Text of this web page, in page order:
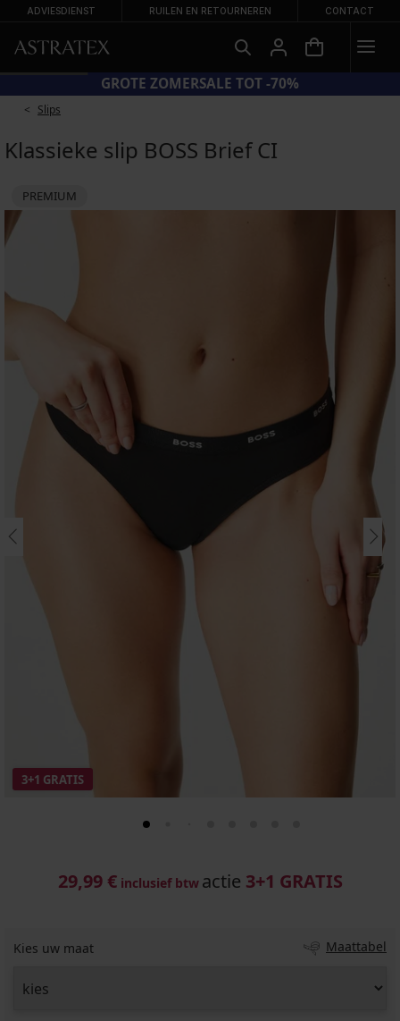
ADVIESDIENST RUILEN EN RETOURNEREN CONTACT
GROTE ZOMERSALE TOT -70%
Slips
Klassieke slip BOSS Brief CI
PREMIUM
3+1 GRATIS
29,99 € inclusief btw actie 3+1 GRATIS
Kies uw maat Maattabel